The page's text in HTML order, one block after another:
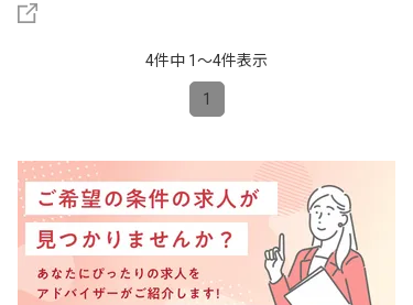
4件中 1〜4件表示
1